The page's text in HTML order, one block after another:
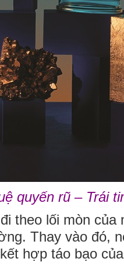
quyến rũ – Trái
theo lối mòn
Thay vào đó,
hợp táo bạo